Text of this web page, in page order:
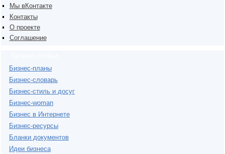
Мы вКонтакте
Контакты
О проекте
Соглашение
Бизнес-планы
Бизнес-словарь
Бизнес-стиль и досуг
Бизнес-woman
Бизнес в Интернете
Бизнес-ресурсы
Бланки документов
Идеи бизнеса